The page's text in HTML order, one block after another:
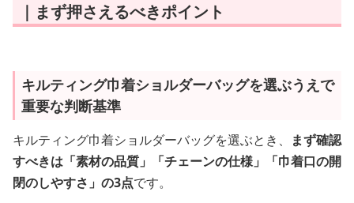
｜まず押さえるべきポイント
キルティング巾着ショルダーバッグを選ぶうえで
重要な判断基準
キルティング巾着ショルダーバッグを選ぶとき、
まず確認
すべきは「素材の品質」「チェーンの仕様」「巾着口の開
閉のしやすさ」の3点です。